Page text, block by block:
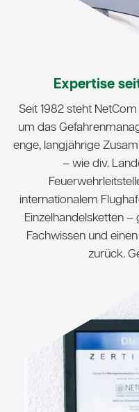
Expertise
Seit 1982 steht
um das
enge, langjährige
– wie div.
internationalem
Einzelhandelsketten
Fachwissen und
zurück.